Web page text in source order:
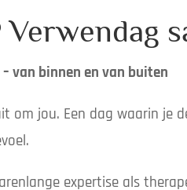
van binnen en van buiten
om jou. Een dag waarin
expertise als